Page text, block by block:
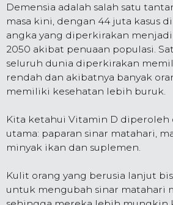
Demensia adalah salah satu
masa kini, dengan 44 juta kasus
angka yang diperkirakan
2050 akibat penuaan populasi.
seluruh dunia diperkirakan
rendah dan akibatnya banyak
memiliki kesehatan lebih buruk.
Kita ketahui Vitamin D diperoleh
utama: paparan sinar matahari,
minyak ikan dan suplemen.
Kulit orang yang berusia lanjut
untuk mengubah sinar matahari